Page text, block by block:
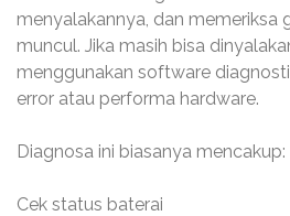
menyalakannya, dan memeriksa
muncul. Jika masih bisa
menggunakan software
error atau performa hardware.
Diagnosa ini biasanya mencakup:
Cek status baterai